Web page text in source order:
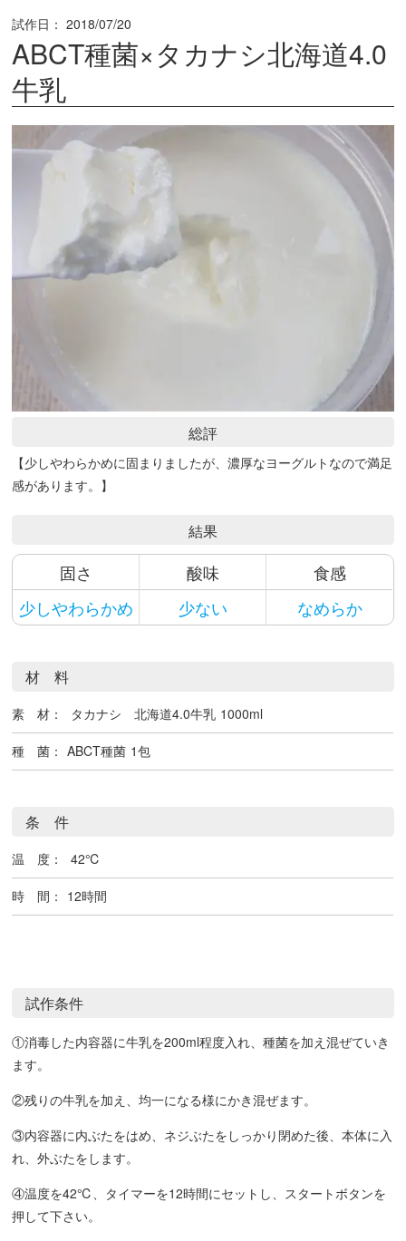
試作日：2018/07/20
ABCT種菌×タカナシ北海道4.0
牛乳
総評
【少しやわらかめに固まりましたが、濃厚なヨーグルトなので満足
感があります。】
結果
固さ 酸味
食感
少しやわらかめ
少ない なめらか
材 料
素 材： タカナシ 北海道4.0牛乳 1000ml
種 菌： ABCT種菌 1包
条 件
温 度： 42℃
時 間： 12時間
試作条件
①消毒した内容器に牛乳を200ml程度入れ、種菌を加え混ぜていき
ます。
②残りの牛乳を加え、均一になる様にかき混ぜます。
③内容器に内ぶたをはめ、ネジぶたをしっかり閉めた後、本体に入
れ、外ぶたをします。
④温度を42℃、タイマーを12時間にセットし、スタートボタンを
押して下さい。